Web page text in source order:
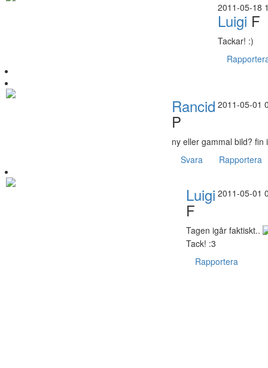
2011-05-18
Luigi F
Tackar! :)
2011-05-01
Rancid
P
ny eller gammal bild? fin
Svara
Rapportera
2011-05-01
Luigi
F
Tagen igår faktiskt..
Tack! :3
Rapportera